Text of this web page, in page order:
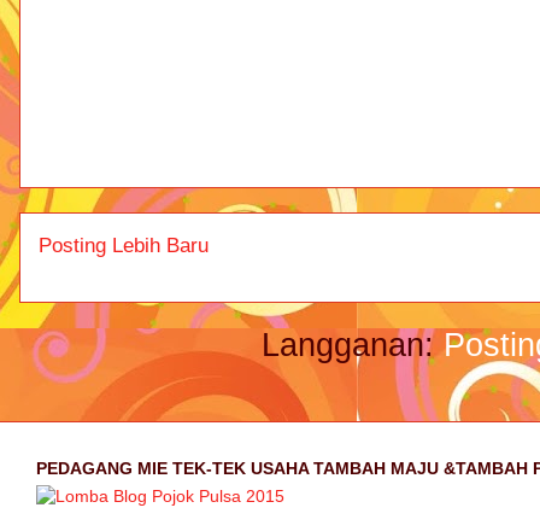
Posting Lebih Baru
Langganan:
PEDAGANG MIE TEK-TEK USAHA TAMBAH MAJU &TAMBAH